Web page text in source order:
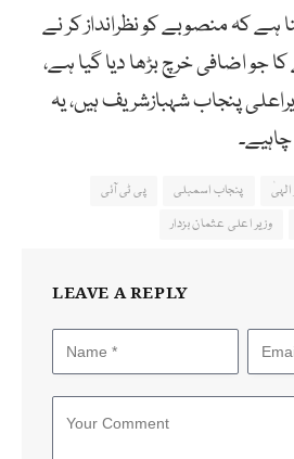
ہے کہ منصوبے کو نظرانداز کر نے
روپے کا جو اضافی خرچ بڑھا دیا گیا ہے،
پنجاب شہبازشریف ہیں، یہ
الہیٰ پنجاب اسمبلی
پی ٹی آئی
وزیر اعلی عثمان بزدار
LEAVE A REPLY